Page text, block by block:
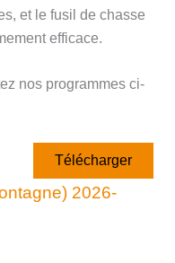
et le fusil de chasse
efficace.
nos programmes ci-
Télécharger
2026-